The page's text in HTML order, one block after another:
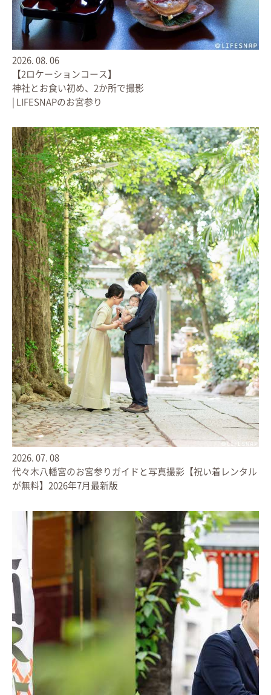
「人生に寄り添う１冊」
ライフブック
ライフブックはLIFESNAPが
ずっとこだわっている
オリジナルのフォトブックです。
ベストショットだけのアルバムとも違い、
専任デザイナーが
その日の様子を思い出せるような
カット選定とレイアウト構成でお作りします。
ご家族の大切な日の「ストーリー」がつまった
人生に寄り添う１冊
＝LIFEBOOK（ライフブック）
を目指し、スタッフ一丸で
高品質かつ丁寧にお届けしています。
ライフブックお届け後
お写真の楽しみ方はもちろん様々です。
あるいはフォトフレームに入れて飾ったり…
けれど、
１枚では残しきれない
あの日の臨場感が一瞬でよみがえるような
「ライフブック」体験は
どれとも違うようです。
お届けするたび、
胸いっぱいになるような
お声を頂戴しております。
ごく一部ですが、
ご紹介させていただきます・・・
2026. 08. 06
【2ロケーションコース】
神社とお食い初め、2か所で撮影
| LIFESNAPのお宮参り
2026. 07. 08
代々木八幡宮のお宮参りガイドと写真撮影【祝い着レンタル
が無料】2026年7月最新版